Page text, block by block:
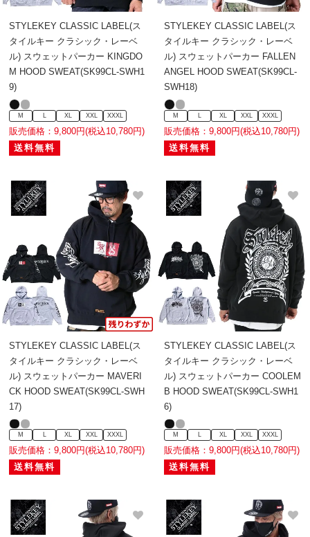
STYLEKEY CLASSIC LABEL(ス
タイルキー クラシック・レーベ
ル) スウェットパーカー KINGDO
M HOOD SWEAT(SK99CL-SWH1
9)
M XL XXL XXXL
販売価格：9,800円(税込10,780円)
送料無料
STYLEKEY CLASSIC LABEL(ス
タイルキー クラシック・レーベ
ル) スウェットパーカー FALLEN
ANGEL HOOD SWEAT(SK99CL-
SWH18)
M XL XXL XXXL
販売価格：9,800円(税込10,780円)
送料無料
STYLEKEY CLASSIC LABEL(ス
タイルキー クラシック・レーベ
ル) スウェットパーカー MAVERI
CK HOOD SWEAT(SK99CL-SWH
17)
M L XL XXL XXXL
販売価格：9,800円(税込10,780円)
送料無料
STYLEKEY CLASSIC LABEL(ス
タイルキー クラシック・レーベ
ル) スウェットパーカー COOLEM
B HOOD SWEAT(SK99CL-SWH1
6)
M L XL XXL XXXL
販売価格：9,800円(税込10,780円)
送料無料